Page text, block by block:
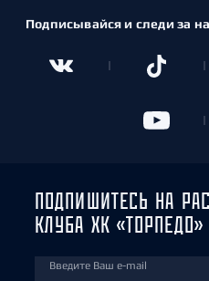
Подписывайся и следи за
ПОДПИШИТЕСЬ НА
КЛУБА ХК «ТОРПЕДО»
Введите Ваш e-mail